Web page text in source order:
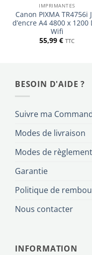
IMPRIMANTES
Canon PIXMA TR4756i
d’encre A4 4800 x 1200
Wifi
55,99 € TTC
BESOIN D'AIDE ?
Suivre ma
Modes de livraison
Modes de règlement
Garantie
Politique de
Nous contacter
INFORMATION